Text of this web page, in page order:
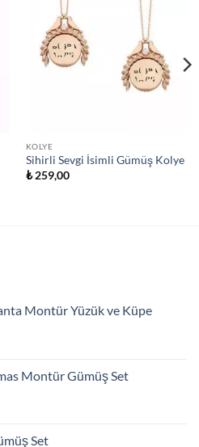
KOLYE
Sihirli Sevgi İsimli Gümüş Kolye
₺259,00
Montür Yüzük ve Küpe
Montür Gümüş Set
Set